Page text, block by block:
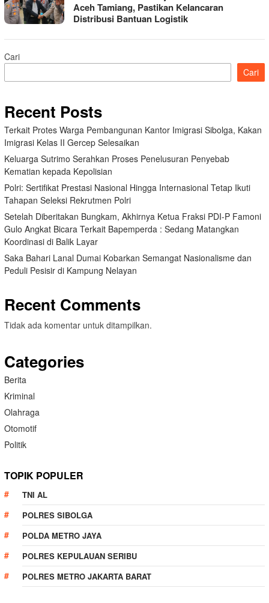
Aceh Tamiang, Pastikan Kelancaran
Distribusi Bantuan Logistik
Cari
Cari
Recent Posts
Terkait Protes Warga Pembangunan Kantor Imigrasi Sibolga, Kakan
Imigrasi Kelas II Gercep Selesaikan
Keluarga Sutrimo Serahkan Proses Penelusuran Penyebab
Kematian kepada Kepolisian
Polri: Sertifikat Prestasi Nasional Hingga Internasional Tetap Ikuti
Tahapan Seleksi Rekrutmen Polri
Setelah Diberitakan Bungkam, Akhirnya Ketua Fraksi PDI-P Famoni
Gulo Angkat Bicara Terkait Bapemperda : Sedang Matangkan
Koordinasi di Balik Layar
Saka Bahari Lanal Dumai Kobarkan Semangat Nasionalisme dan
Peduli Pesisir di Kampung Nelayan
Recent Comments
Tidak ada komentar untuk ditampilkan.
Categories
Berita
Kriminal
Olahraga
Otomotif
Politik
TOPIK POPULER
TNI AL
POLRES SIBOLGA
POLDA METRO JAYA
POLRES KEPULAUAN SERIBU
POLRES METRO JAKARTA BARAT